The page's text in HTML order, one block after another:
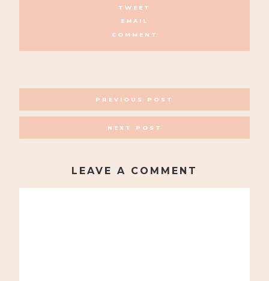
TWEET
EMAIL
COMMENT
NAVIGATION
PREVIOUS POST
NEXT POST
LEAVE A COMMENT